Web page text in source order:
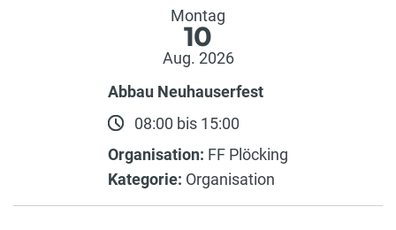
Montag
10
Aug. 2026
Abbau Neuhauserfest
08:00 bis 15:00
Organisation: FF Plöcking
Kategorie: Organisation